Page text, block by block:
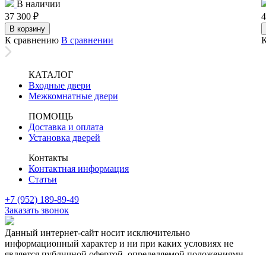
В наличии
37 300 ₽
В корзину
К сравнению В сравнении
КАТАЛОГ
Входные двери
Межкомнатные двери
ПОМОЩЬ
Доставка и оплата
Установка дверей
Контакты
Контактная информация
Статьи
+7 (952) 189-89-49
Заказать звонок
Данный интернет-сайт носит исключительно
информационный характер и ни при каких условиях не